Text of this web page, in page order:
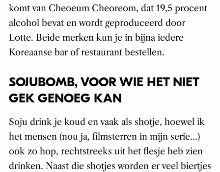
komt van Cheoeum Cheoreom, dat 19,5 procent
alcohol bevat en wordt geproduceerd door
Lotte. Beide merken kun je in bijna iedere
Koreaanse bar of restaurant bestellen.
SOJUBOMB, VOOR WIE HET NIET
GEK GENOEG KAN
Soju drink je koud en vaak als shotje, hoewel ik
het mensen (nou ja, filmsterren in mijn serie…)
ook zo hop, rechtstreeks uit het flesje heb zien
drinken. Naast die shotjes worden er veel biertjes